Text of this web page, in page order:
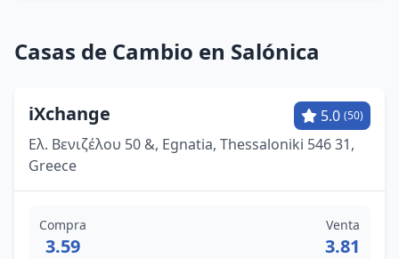
Casas de Cambio en Salónica
iXchange 5.0 (50)
Ελ. Βενιζέλου 50 &, Egnatia, Thessaloniki 546 31,
Greece
Compra
3.59
Venta
3.81